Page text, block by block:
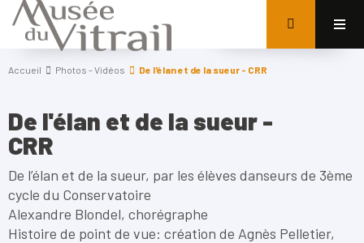
Accueil Photos - Vidéos De l'élan et de la sueur - CRR
De l'élan et de la sueur -
CRR
De l’élan et de la sueur, par les élèves danseurs de 3ème
cycle du Conservatoire
Alexandre Blondel, chorégraphe
Histoire de point de vue: création de Agnès Pelletier,